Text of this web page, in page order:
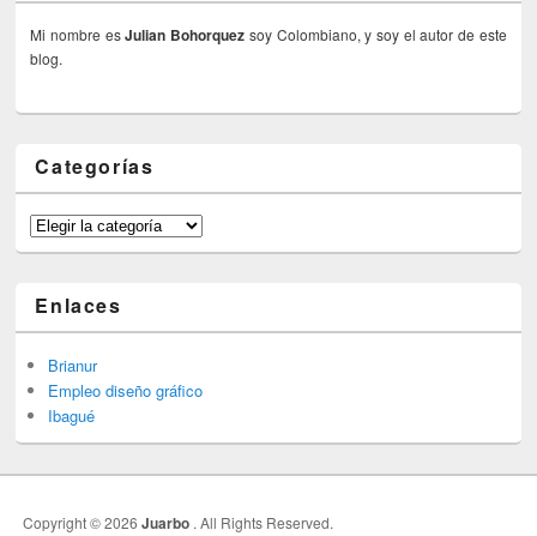
Mi nombre esJulian Bohorquez soy Colombiano, y soy el autor de este
blog.
Categorías
Categorías
Enlaces
Brianur
Empleo diseño gráfico
Ibagué
Copyright © 2026Juarbo . All Rights Reserved.